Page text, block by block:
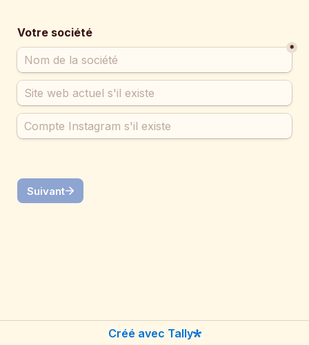
Votre société
*
Suivant
Créé avec Tally